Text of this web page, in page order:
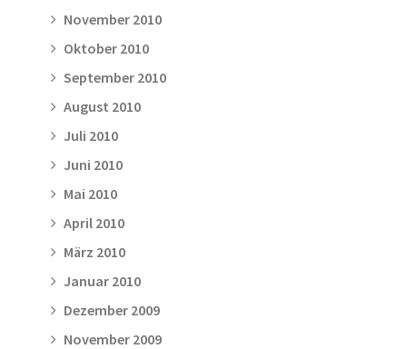
November 2010
Oktober 2010
September 2010
August 2010
Juli 2010
Juni 2010
Mai 2010
April 2010
März 2010
Januar 2010
Dezember 2009
November 2009